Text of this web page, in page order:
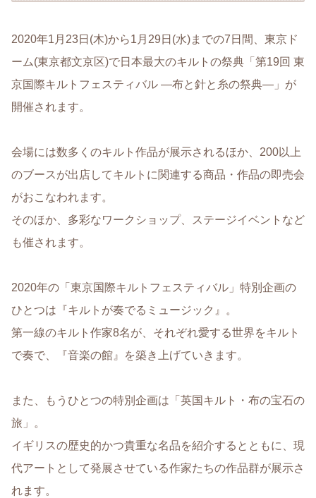
2020年1月23日(木)から1月29日(水)までの7日間、東京ド
ーム(東京都文京区)で日本最大のキルトの祭典「第19回 東
京国際キルトフェスティバル ―布と針と糸の祭典―」が
開催されます。
会場には数多くのキルト作品が展示されるほか、200以上
のブースが出店してキルトに関連する商品・作品の即売会
がおこなわれます。
そのほか、多彩なワークショップ、ステージイベントなど
も催されます。
2020年の「東京国際キルトフェスティバル」特別企画の
ひとつは『キルトが奏でるミュージック』。
第一線のキルト作家8名が、それぞれ愛する世界をキルト
で奏で、『音楽の館』を築き上げていきます。
また、もうひとつの特別企画は「英国キルト・布の宝石の
旅」。
イギリスの歴史的かつ貴重な名品を紹介するとともに、現
代アートとして発展させている作家たちの作品群が展示さ
れます。